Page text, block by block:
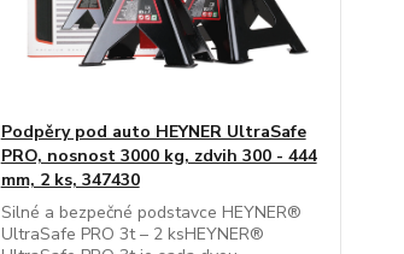
Podpěry pod auto HEYNER UltraSafe
PRO, nosnost 3000 kg, zdvih 300 - 444
mm, 2 ks, 347430
Silné a bezpečné podstavce HEYNER®
UltraSafe PRO 3t – 2 ksHEYNER®